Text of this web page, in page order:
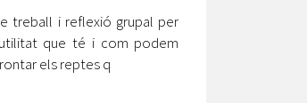
treball i reflexió grupal per
que té i com podem
els reptes q